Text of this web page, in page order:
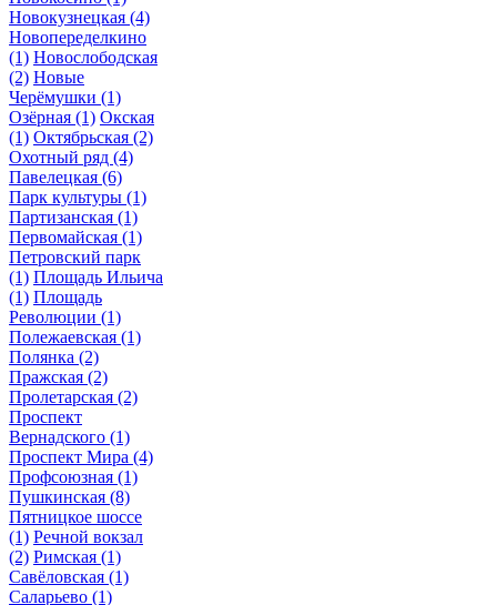
Новокузнецкая (4)
Новопеределкино
(1) Новослободская
(2) Новые
Черёмушки (1)
Озёрная (1) Окская
(1) Октябрьская (2)
Охотный ряд (4)
Павелецкая (6)
Парк культуры (1)
Партизанская (1)
Первомайская (1)
Петровский парк
(1) Площадь Ильича
(1) Площадь
Революции (1)
Полежаевская (1)
Полянка (2)
Пражская (2)
Пролетарская (2)
Проспект
Вернадского (1)
Проспект Мира (4)
Профсоюзная (1)
Пушкинская (8)
Пятницкое шоссе
(1) Речной вокзал
(2) Римская (1)
Савёловская (1)
Саларьево (1)